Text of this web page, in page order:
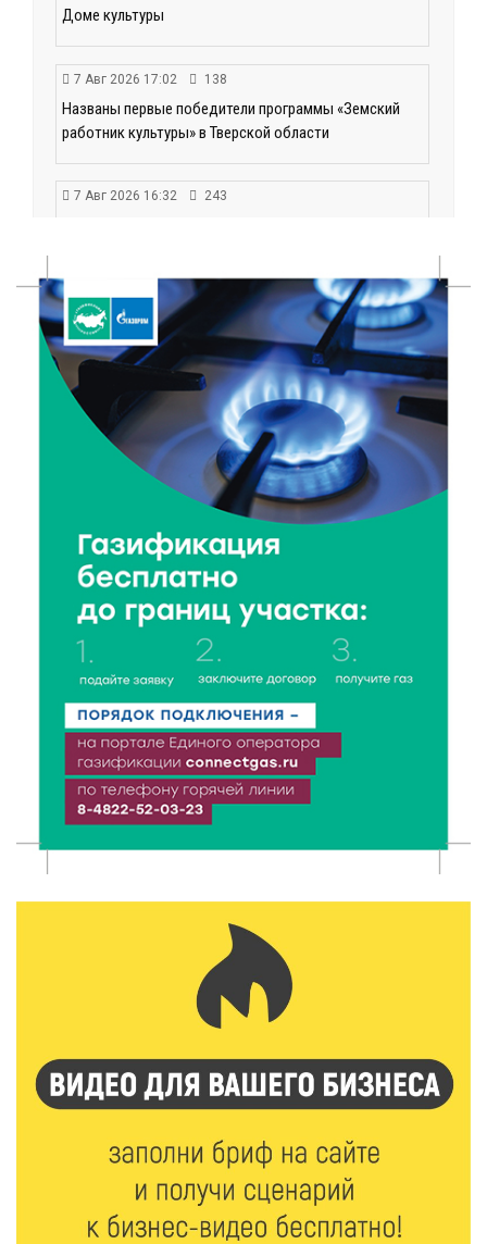
Доме культуры
7 Авг 2026 17:02 138
Названы первые победители программы «Земский
работник культуры» в Тверской области
7 Авг 2026 16:32 243
7 Авг 2026 16:02
Сладкая программа в Твери: дегустация мёда и
рассказ о жизни пчёл
7 Авг 2026 15:41 109
Открыт набор на программу амбассадоров для
студентов российских вузов
7 Авг 2026 15:37 129
Жителям Тверской области напомнили об
опасности домашних заготовок
7 Авг 2026 15:32 136
Золотой век “Горьковки”: как А. М. Кузнецова
изменила библиотечную жизнь Верхневолжья
7 Авг 2026 15:30 110
«Россети Центр» отремонтировали почти 270
На Петербургском марафоне «Пушкин — Петербург»
появится новая беговая трасса для
профессиональных спортсменов
7 Авг 2026 15:02 890
От звёздочек к чемпионам: в Твери отметили
заслуги тренеров и атлетов
Медицина стала самым популярным направлением у
абитуриентов в 2026 году